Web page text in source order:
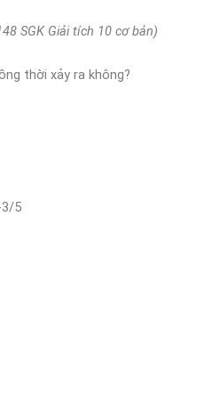
SGK Giải tích 10 cơ bản)
thời xảy ra không?
5